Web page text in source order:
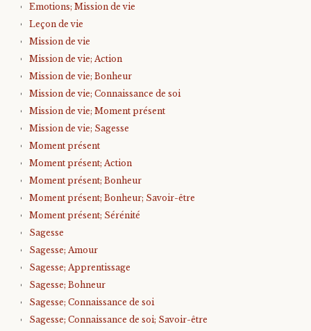
Emotions; Mission de vie
Leçon de vie
Mission de vie
Mission de vie; Action
Mission de vie; Bonheur
Mission de vie; Connaissance de soi
Mission de vie; Moment présent
Mission de vie; Sagesse
Moment présent
Moment présent; Action
Moment présent; Bonheur
Moment présent; Bonheur; Savoir-être
Moment présent; Sérénité
Sagesse
Sagesse; Amour
Sagesse; Apprentissage
Sagesse; Bohneur
Sagesse; Connaissance de soi
Sagesse; Connaissance de soi; Savoir-être